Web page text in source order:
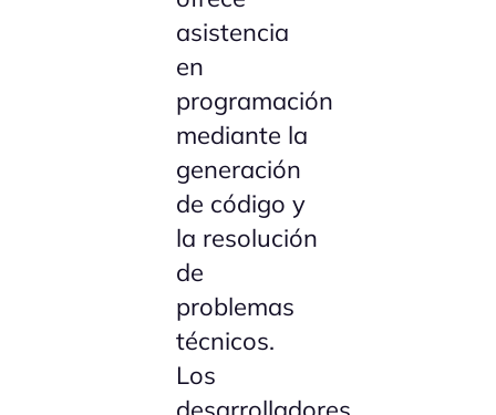
asistencia
en
programación
mediante la
generación
de código y
la resolución
de
problemas
técnicos.
Los